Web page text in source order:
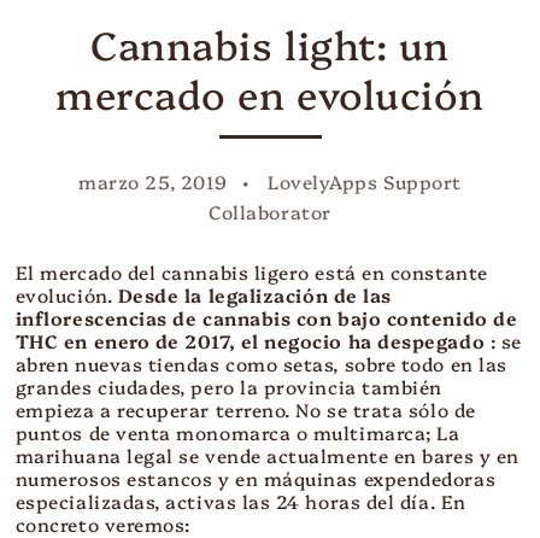
Cannabis light: un
mercado en evolución
marzo 25, 2019
LovelyApps Support
Collaborator
El mercado del cannabis ligero está en constante
evolución. Desde la legalización de las
inflorescencias de cannabis con bajo contenido de
THC en enero de 2017, el negocio ha despegado : se
abren nuevas tiendas como setas, sobre todo en las
grandes ciudades, pero la provincia también
empieza a recuperar terreno. No se trata sólo de
puntos de venta monomarca o multimarca; La
marihuana legal se vende actualmente en bares y en
numerosos estancos y en máquinas expendedoras
especializadas, activas las 24 horas del día. En
concreto veremos: